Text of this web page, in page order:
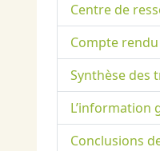
Centre de
Compte
Synthèse des
L’information
Conclusions